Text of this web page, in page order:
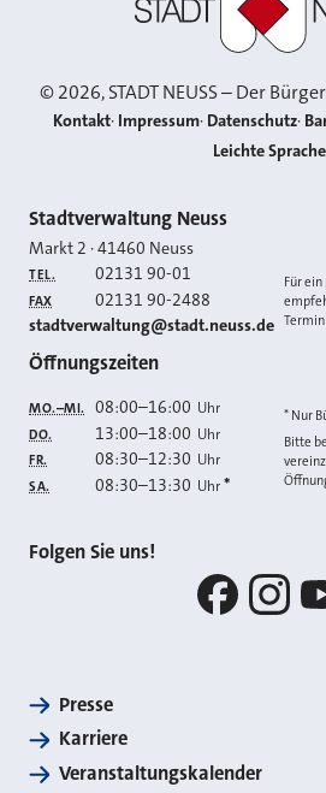
©2026, STADT NEUSS – Der
Kontakt Impressum Datenschutz
Leichte Sprache
Kontakt
Stadtverwaltung Neuss
Markt 2 ·41460 Neuss
TEL. 02131 90-01
FAX 02131 90-2488
E-MAIL
stadtverwaltung@stadt.neuss.de
Für
Öffnungszeiten
MO.–MI. 08:00–16:00 Uhr
DO. 13:00–18:00 Uhr
FR. 08:30–12:30 Uhr
SA. 08:30–13:30 Uhr *
* Nur
Bitte
Folgen Sie uns!
Presse
Karriere
Veranstaltungskalender